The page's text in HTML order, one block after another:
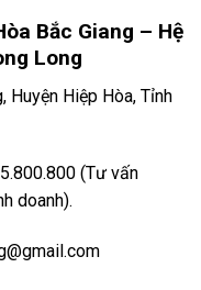
Bắc Giang – Hệ
Long
Huyện Hiệp Hòa, Tỉnh
(Tư vấn
doanh).